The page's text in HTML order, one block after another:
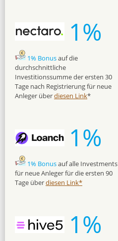
1%
1% Bonusauf die
durchschnittliche
Investitionssumme der ersten 30
Tage nach Registrierung für neue
Anleger überdiesen Link*
1%
1% Bonusauf alle Investments
für neue Anleger für die ersten 90
Tage überdiesen Link*
1%